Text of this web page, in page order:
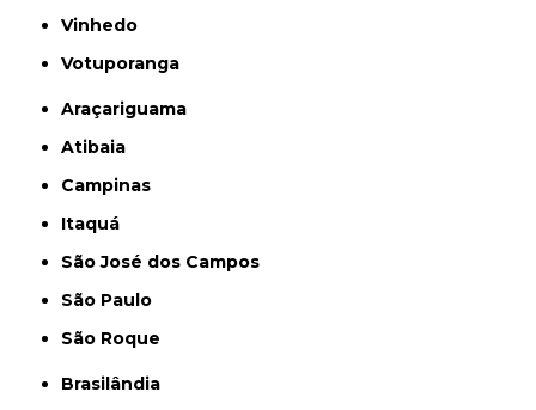
Vinhedo
Votuporanga
Araçariguama
Atibaia
Campinas
Itaquá
São José dos Campos
São Paulo
São Roque
Brasilândia